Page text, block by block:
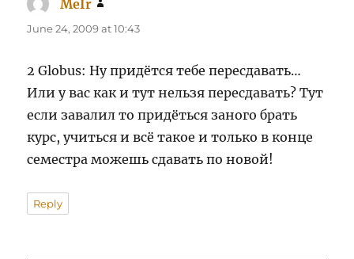
MeIr
June 24, 2009 at 10:43
2 Globus: Ну придётся тебе пересдавать…
Или у вас как и тут нельзя пересдавать? Тут
если завалил то придёться заного брать
курс, учиться и всё такое и только в конце
семестра можешь сдавать по новой!
Reply